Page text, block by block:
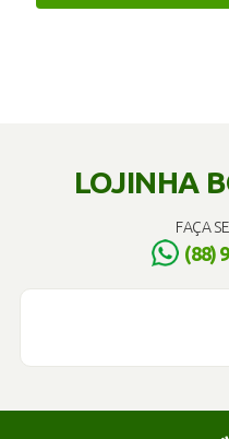
LOJINHA
FAÇA
(88)